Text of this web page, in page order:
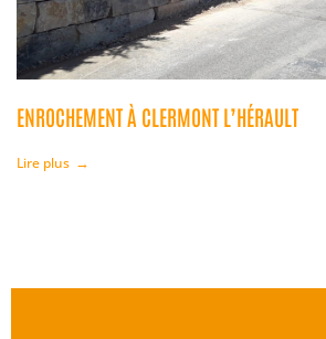
ENROCHEMENT À CLERMONT L’HÉRAULT
Lire plus